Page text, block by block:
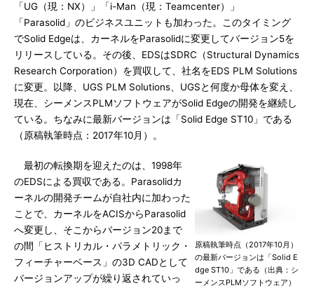
「UG（現：NX）」「i-Man（現：Teamcenter）」
「Parasolid」のビジネスユニットも加わった。このタイミング
でSolid Edgeは、カーネルをParasolidに変更してバージョン5を
リリースしている。その後、EDSはSDRC（Structural Dynamics
Research Corporation）を買収して、社名をEDS PLM Solutions
に変更。以降、UGS PLM Solutions、UGSと何度か母体を変え、
現在、シーメンスPLMソフトウェアがSolid Edgeの開発を継続し
ている。ちなみに最新バージョンは「Solid Edge ST10」である
（原稿執筆時点：2017年10月）。
原稿執筆時点（2017年10月）
の最新バージョンは「Solid E
dge ST10」である（出典：シ
ーメンスPLMソフトウェア）
最初の転換期を迎えたのは、1998年
のEDSによる買収である。Parasolidカ
ーネルの開発チームが自社内に加わった
ことで、カーネルをACISからParasolid
へ変更し、そこからバージョン20まで
の間「ヒストリカル・パラメトリック・
フィーチャーベース」の3D CADとして
バージョンアップが繰り返されていっ